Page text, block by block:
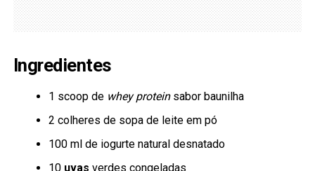
Ingredientes
1 scoop de whey proteinsabor baunilha
2 colheres de sopa de leite em pó
100 ml de iogurte natural desnatado
10 uvas verdes congeladas